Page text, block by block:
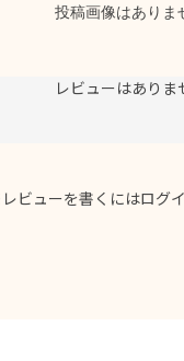
投稿画像はありま
レビューはありま
ビューを書くにはログ